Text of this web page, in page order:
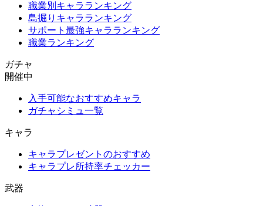
職業別キャラランキング
島掘りキャラランキング
サポート最強キャラランキング
職業ランキング
ガチャ
開催中
入手可能なおすすめキャラ
ガチャシミュ一覧
キャラ
キャラプレゼントのおすすめ
キャラプレ所持率チェッカー
武器